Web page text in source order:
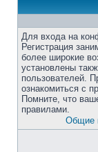
Для входа на
Регистрация
более широкие
установлены
пользователей.
ознакомиться с
Помните, что
правилами.
Общие